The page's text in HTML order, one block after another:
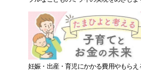
妊娠・出産・育児にかかる費用やもら